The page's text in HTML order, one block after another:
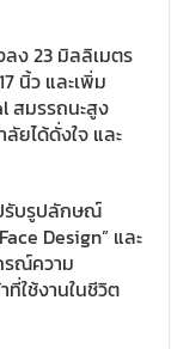
ง 23 มิลลิเมตร
นิ้ว และเพิ่ม
สมรรถนะสูง
ยได้ดั่งใจ และ
รับรูปลักษณ์
Design” และ
รณ์ความ
ใช้งานในชีวิต